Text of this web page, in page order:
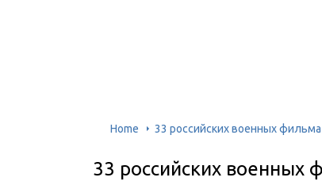
Home 33 российских военных фильма
33 российских военных